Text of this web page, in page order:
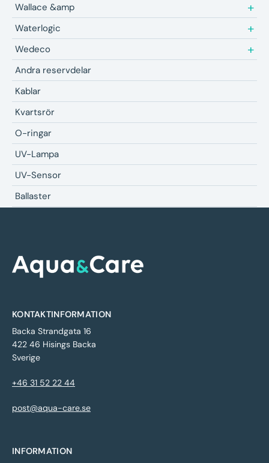
Andra reservdelar
Kablar
Kvartsrör
O-ringar
UV-Lampa
UV-Sensor
Ballaster
Wallace &amp
Waterlogic
Wedeco
KONTAKTINFORMATION
Backa Strandgata 16
422 46 Hisings Backa
Sverige
+46 31 52 22 44
post@aqua-care.se
INFORMATION